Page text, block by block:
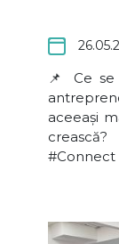
📌 Ce
aceeași
#Connect
un nou
și direcțiile